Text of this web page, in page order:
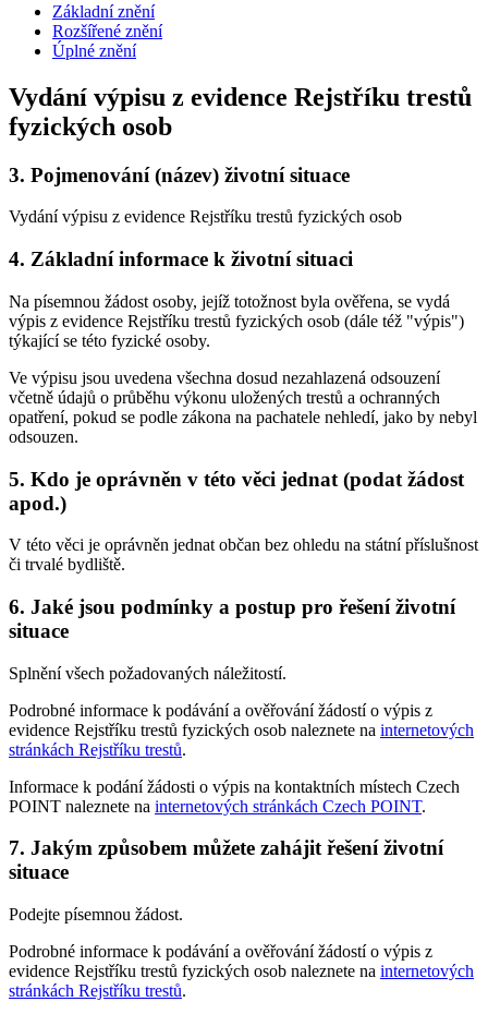
Základní znění
Rozšířené znění
Úplné znění
Vydání výpisu z evidence Rejstříku trestů
fyzických osob
3. Pojmenování (název) životní situace
Vydání výpisu z evidence Rejstříku trestů fyzických osob
4. Základní informace k životní situaci
Na písemnou žádost osoby, jejíž totožnost byla ověřena, se vydá
výpis z evidence Rejstříku trestů fyzických osob (dále též "výpis")
týkající se této fyzické osoby.
Ve výpisu jsou uvedena všechna dosud nezahlazená odsouzení
včetně údajů o průběhu výkonu uložených trestů a ochranných
opatření, pokud se podle zákona na pachatele nehledí, jako by nebyl
odsouzen.
5. Kdo je oprávněn v této věci jednat (podat žádost
apod.)
V této věci je oprávněn jednat občan bez ohledu na státní příslušnost
či trvalé bydliště.
6. Jaké jsou podmínky a postup pro řešení životní
situace
Splnění všech požadovaných náležitostí.
Podrobné informace k podávání a ověřování žádostí o výpis z
evidence Rejstříku trestů fyzických osob naleznete na internetových
stránkách Rejstříku trestů.
Informace k podání žádosti o výpis na kontaktních místech Czech
POINT naleznete na internetových stránkách Czech POINT.
7. Jakým způsobem můžete zahájit řešení životní
situace
Podejte písemnou žádost.
Podrobné informace k podávání a ověřování žádostí o výpis z
evidence Rejstříku trestů fyzických osob naleznete na internetových
stránkách Rejstříku trestů.